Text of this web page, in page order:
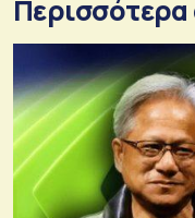
Περισσότερα